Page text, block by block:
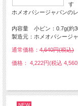
す
ホメオパシージャパンの
内容量 小ビン：0.7g(約
製造元：ホメオパシージ
通常価格： 4,640円(税込)
価格： 4,222円(税込
NEW